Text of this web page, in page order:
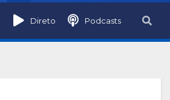
Direto Podcasts